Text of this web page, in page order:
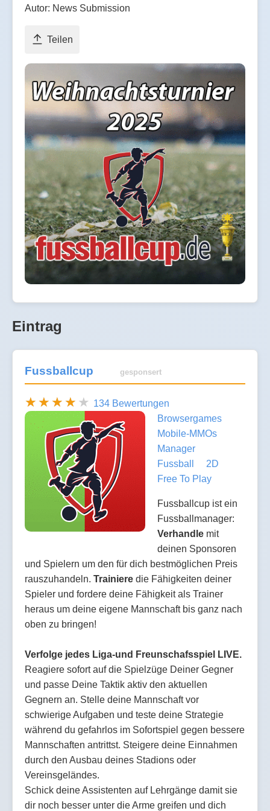
Autor: News Submission
Teilen
Eintrag
Fussballcup gesponsert
134 Bewertungen
Browsergames
Mobile-MMOs
Manager
Fussball
2D
Free To Play
Fussballcup ist ein
Fussballmanager:
Verhandle mit
deinen Sponsoren
und Spielern um den für dich bestmöglichen Preis
rauszuhandeln. Trainiere die Fähigkeiten deiner
Spieler und fordere deine Fähigkeit als Trainer
heraus um deine eigene Mannschaft bis ganz nach
oben zu bringen!
Verfolge jedes Liga-und Freunschafsspiel LIVE.
Reagiere sofort auf die Spielzüge Deiner Gegner
und passe Deine Taktik aktiv den aktuellen
Gegnern an. Stelle deine Mannschaft vor
schwierige Aufgaben und teste deine Strategie
während du gefahrlos im Sofortspiel gegen bessere
Mannschaften antrittst. Steigere deine Einnahmen
durch den Ausbau deines Stadions oder
Vereinsgeländes.
Schick deine Assistenten auf Lehrgänge damit sie
dir noch besser unter die Arme greifen und dich